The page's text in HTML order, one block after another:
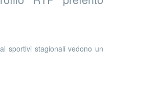
sportivi stagionali vedono un